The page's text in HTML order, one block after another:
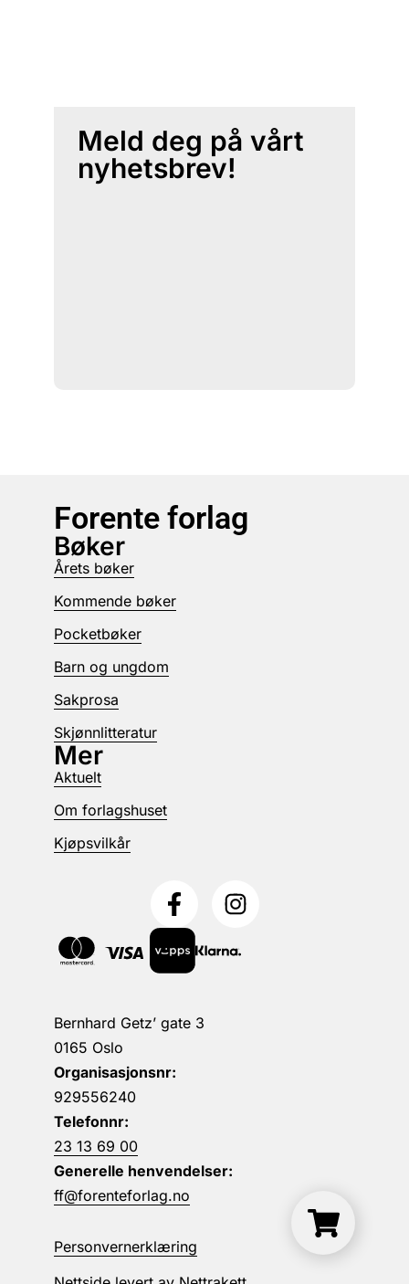
Meld deg på vårt
nyhetsbrev!
Forente forlag
Bernhard Getz’ gate 3
0165 Oslo
Organisasjonsnr:
929556240
Telefonnr:
23 13 69 00
Generelle henvendelser:
ff@forenteforlag.no
Personvernerklæring
Bøker
Årets bøker
Kommende bøker
Pocketbøker
Barn og ungdom
Sakprosa
Skjønnlitteratur
Mer
Aktuelt
Om forlagshuset
Kjøpsvilkår